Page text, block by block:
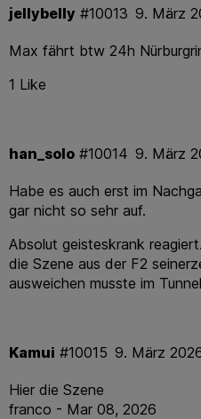
jellybelly 9. März
#10013
Max fährt btw 24h
1 Like
han_solo 9. März
#10014
Habe es auch erst im
gar nicht so sehr auf.
Absolut geisteskrank
die Szene aus der F2
ausweichen musste im
Kamui 9. März
#10015
Hier die Szene
franco - Mar 08, 2026